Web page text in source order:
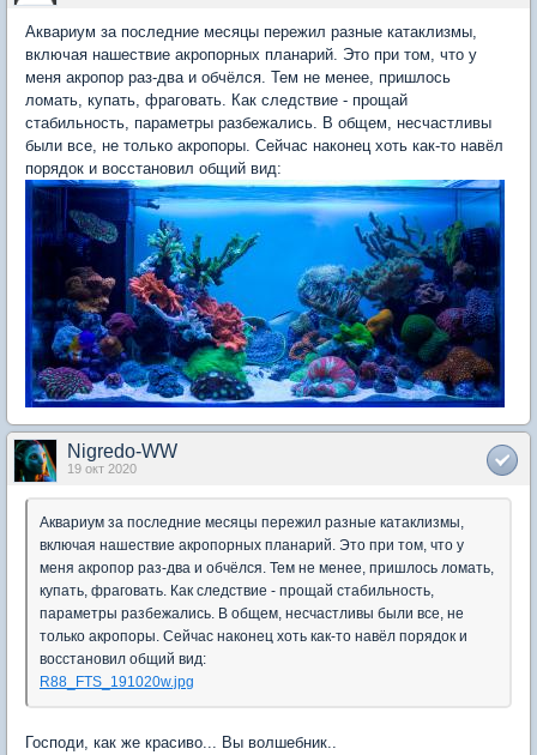
Аквариум за последние месяцы пережил разные катаклизмы,
включая нашествие акропорных планарий. Это при том, что у
меня акропор раз-два и обчёлся. Тем не менее, пришлось
ломать, купать, фраговать. Как следствие - прощай
стабильность, параметры разбежались. В общем, несчастливы
были все, не только акропоры. Сейчас наконец хоть как-то навёл
порядок и восстановил общий вид:
Nigredo-WW
19 окт 2020
Аквариум за последние месяцы пережил разные катаклизмы,
включая нашествие акропорных планарий. Это при том, что у
меня акропор раз-два и обчёлся. Тем не менее, пришлось ломать,
купать, фраговать. Как следствие - прощай стабильность,
параметры разбежались. В общем, несчастливы были все, не
только акропоры. Сейчас наконец хоть как-то навёл порядок и
восстановил общий вид:
R88_FTS_191020w.jpg
Господи, как же красиво... Вы волшебник..